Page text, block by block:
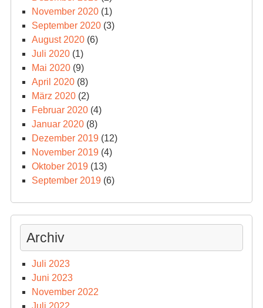
November 2020(1)
September 2020(3)
August 2020(6)
Juli 2020(1)
Mai 2020(9)
April 2020(8)
März 2020(2)
Februar 2020(4)
Januar 2020(8)
Dezember 2019(12)
November 2019(4)
Oktober 2019(13)
September 2019(6)
Archiv
Juli 2023
Juni 2023
November 2022
Juli 2022